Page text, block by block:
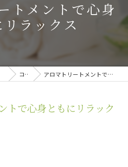
トメントで心身
ラックス
コラム アロマトリートメントで心身ともにリラックス
トで心身ともにリラック